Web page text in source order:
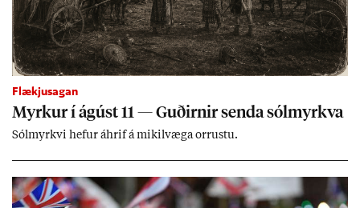
Flækjusagan
Myrk­ur í ág­úst 11 — Guð­irn­ir senda sól­myrkva
Sól­myrkvi hef­ur áhrif á mik­il­væga orr­ustu.